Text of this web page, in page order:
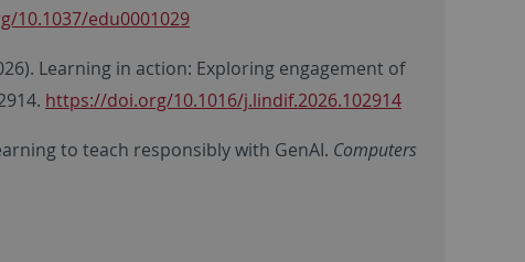
10.1037/edu0001029
Learning in action: Exploring engagement of
https://doi.org/10.1016/j.lindif.2026.102914
to teach responsibly with GenAI. Computers